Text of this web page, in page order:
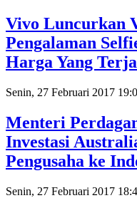
Vivo Luncurkan
Pengalaman
Harga Yang
Senin, 27 Februari 2017
Menteri
Investasi
Pengusaha ke
Senin, 27 Februari 2017